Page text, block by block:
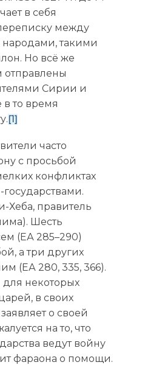
в себя
между
такими
Но всё же
отправлены
Сирии и
то время
[1]
часто
с просьбой
конфликтах
Хеба, правитель
Шесть
(ЕА 285–290)
а три других
(ЕА 280, 335, 366).
некоторых
в своих
о своей
на то, что
ведут войну
фараона о помощи.